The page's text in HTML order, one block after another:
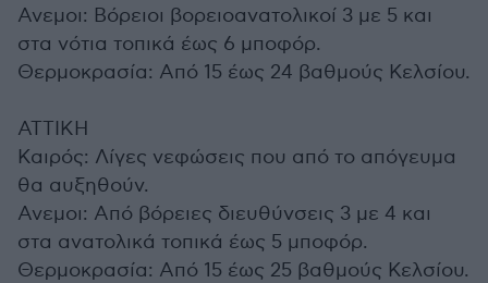
Ανεμοι: Βόρειοι βορειοανατολικοί 3 με 5 και
στα νότια τοπικά έως 6 μποφόρ.
Θερμοκρασία: Από 15 έως 24 βαθμούς Κελσίου.
ΑΤΤΙΚΗ
Καιρός: Λίγες νεφώσεις που από το απόγευμα
θα αυξηθούν.
Ανεμοι: Από βόρειες διευθύνσεις 3 με 4 και
στα ανατολικά τοπικά έως 5 μποφόρ.
Θερμοκρασία: Από 15 έως 25 βαθμούς Κελσίου.